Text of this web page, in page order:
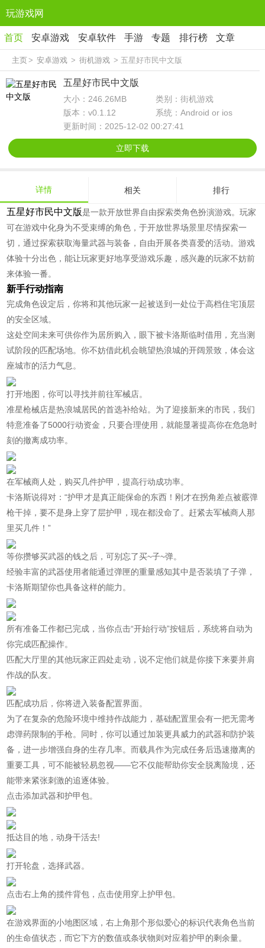
玩游戏网
首页 安卓游戏 安卓软件 手游 专题 排行榜 文章
主页> 安卓游戏 > 街机游戏 > 五星好市民中文版
五星好市民中文版
大小：246.26MB
类别：街机游戏
版本：v0.1.12
系统：Android or ios
更新时间：2025-12-02 00:27:41
立即下载
详情 相关 排行
五星好市民中文版是一款开放世界自由探索类角色扮演游戏。玩家
可在游戏中化身为不受束缚的角色，于开放世界场景里尽情探索一
切，通过探索获取海量武器与装备，自由开展各类喜爱的活动。游戏
体验十分出色，能让玩家更好地享受游戏乐趣，感兴趣的玩家不妨前
来体验一番。
新手行动指南
完成角色设定后，你将和其他玩家一起被送到一处位于高档住宅顶层
的安全区域。
这处空间未来可供你作为居所购入，眼下被卡洛斯临时借用，充当测
试阶段的匹配场地。你不妨借此机会眺望热浪城的开阔景致，体会这
座城市的活力气息。
打开地图，你可以寻找并前往军械店。
准星枪械店是热浪城居民的首选补给站。为了迎接新来的市民，我们
特意准备了5000行动资金，只要合理使用，就能显著提高你在危急时
刻的撤离成功率。
在军械商人处，购买几件护甲，提高行动成功率。
卡洛斯说得对：“护甲才是真正能保命的东西！刚才在拐角差点被霰弹
枪干掉，要不是身上穿了层护甲，现在都没命了。赶紧去军械商人那
里买几件！”
等你攒够买武器的钱之后，可别忘了买~子~弹。
经验丰富的武器使用者能通过弹匣的重量感知其中是否装填了子弹，
卡洛斯期望你也具备这样的能力。
所有准备工作都已完成，当你点击“开始行动”按钮后，系统将自动为
你完成匹配操作。
匹配大厅里的其他玩家正四处走动，说不定他们就是你接下来要并肩
作战的队友。
匹配成功后，你将进入装备配置界面。
为了在复杂的危险环境中维持作战能力，基础配置里会有一把无需考
虑弹药限制的手枪。同时，你可以通过加装更具威力的武器和防护装
备，进一步增强自身的生存几率。而载具作为完成任务后迅速撤离的
重要工具，可不能被轻易忽视——它不仅能帮助你安全脱离险境，还
能带来紧张刺激的追逐体验。
点击添加武器和护甲包。
抵达目的地，动身干活去!
打开轮盘，选择武器。
点击右上角的揽件背包，点击使用穿上护甲包。
在游戏界面的小地图区域，右上角那个形似爱心的标识代表角色当前
的生命值状态，而它下方的数值或条状物则对应着护甲的剩余量。